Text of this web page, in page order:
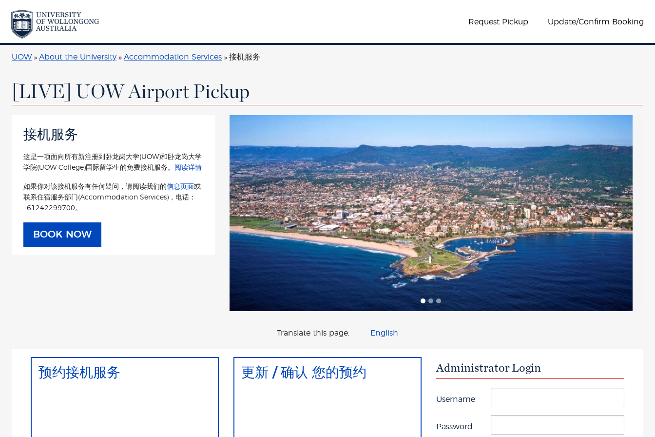
Request Pickup Update/Confirm Booking
UOW About the University Accommodation Services 接机服务
[LIVE] UOW Airport Pickup
接机服务
这是一项面向所有新注册到卧龙岗大学(UOW)和卧龙岗大学
学院(UOW College)国际留学生的免费接机服务。 阅读详情
如果你对该接机服务有任何疑问，请阅读我们的信息页面或
联系住宿服务部门(Accommodation Services)，电话：
+61242299700。
BOOK NOW
Translate this page: English
预约接机服务 更新 / 确认 您的预约 Administrator Login
Username
Password